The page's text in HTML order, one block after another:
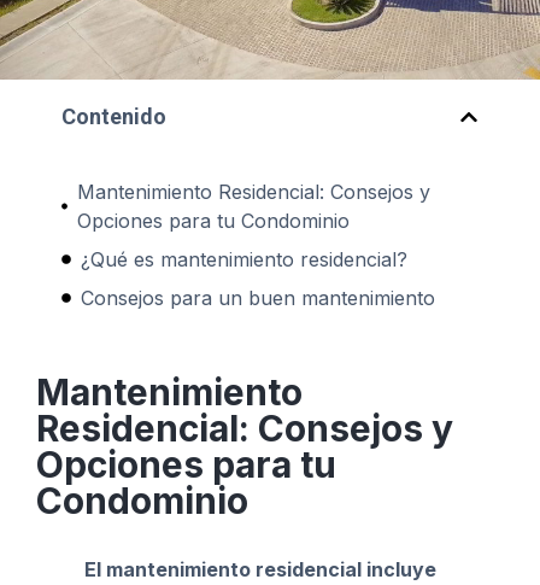
Contenido
Mantenimiento Residencial: Consejos y
Opciones para tu Condominio
¿Qué es mantenimiento residencial?
Consejos para un buen mantenimiento
Mantenimiento
Residencial: Consejos y
Opciones para tu
Condominio
El mantenimiento residencial incluye